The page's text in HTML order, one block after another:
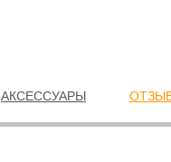
АКСЕССУАРЫ